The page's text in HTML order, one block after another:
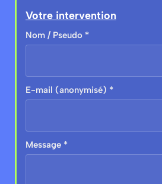
Votre intervention
Nom / Pseudo *
E-mail (anonymisé) *
Message *